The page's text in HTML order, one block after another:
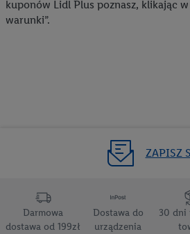
kuponów Lidl Plus poznasz, klikając
warunki”.
ZAPISZ
Darmowa
dostawa od 199zł
Dostawa do
urządzenia
30 dni